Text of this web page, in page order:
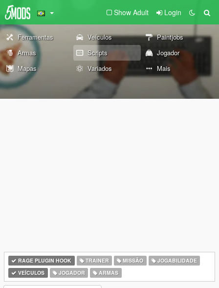
Show Adult Login
Ferramentas Veículos
Paintjobs
Armas
Scripts
Jogador
Mapas
Variados Mais
RAGE PLUGIN HOOK TRAINER MISSÃO
JOGABILIDADE
VEÍCULOS
JOGADOR ARMAS